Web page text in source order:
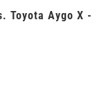
Toyota Aygo X -